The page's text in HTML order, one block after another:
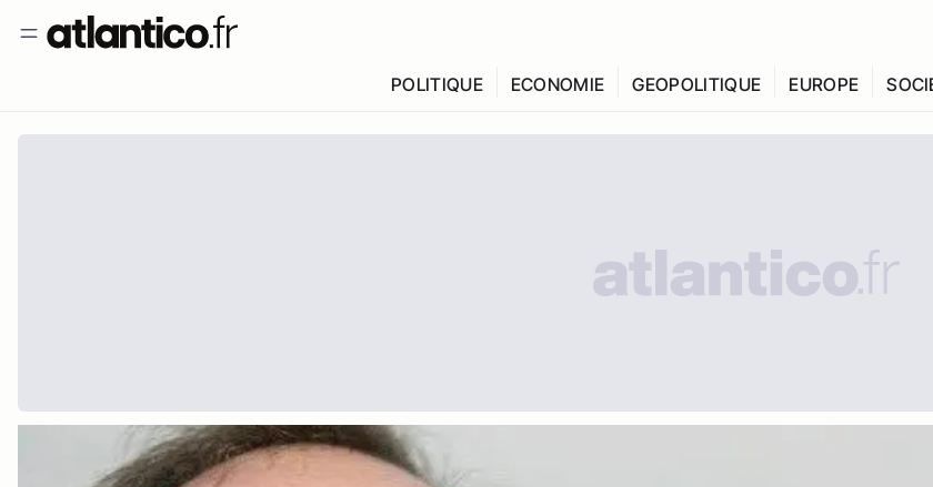
POLITIQUE ECONOMIE GEOPOLITIQUE EUROPE